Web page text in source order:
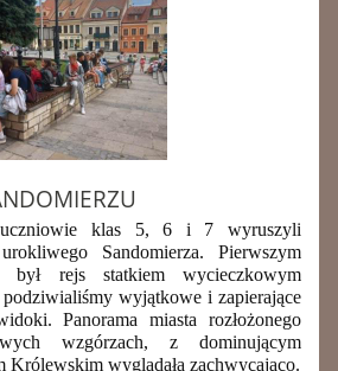
klas 5, 6 i 7 wyruszyli
Sandomierza. Pierwszym
był rejs statkiem wycieczkowym
podziwialiśmy wyjątkowe i zapierające
Panorama miasta rozłożonego
wzgórzach, z dominującym
Królewskim wyglądała zachwycająco.